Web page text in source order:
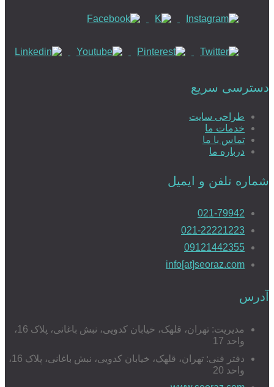
دسترسی سریع
طراحی سایت
خدمات ما
تماس با ما
درباره ما
شماره تلفن و ایمیل
021-79942
021-22221223
09121442355
info[at]seoraz.com
آدرس
مدیریت: تهران، قلهک، خیابان کدویی، نبش باغانی، پلاک 16،
واحد 17
دفتر فنی: تهران، قلهک، خیابان کدویی، نبش باغانی، پلاک 16،
واحد 20